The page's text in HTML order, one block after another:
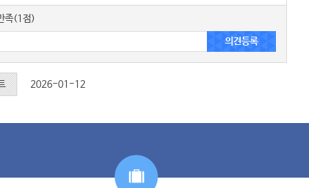
족(1점)
2026-01-12